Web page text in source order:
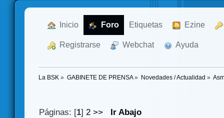
Inicio Foro Etiquetas Ezine
Registrarse Webchat Ayuda
La BSK » GABINETE DE PRENSA» Novedades / Actualidad »
Páginas: [1]2 >> Ir Abajo